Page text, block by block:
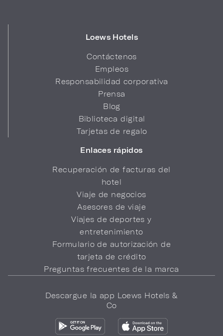
Loews Hotels
Contáctenos
Empleos
Responsabilidad corporativa
Prensa
Blog
Biblioteca digital
Tarjetas de regalo
Enlaces rápidos
Recuperación de facturas del
hotel
Viaje de negocios
Asesores de viaje
Viajes de deportes y
entretenimiento
Formulario de autorización de
tarjeta de crédito
Preguntas frecuentes de la marca
Descargue la app Loews Hotels &
Co